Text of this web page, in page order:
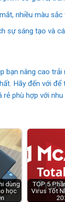
nhiều màu sắc
sự sáng tạo và
bạn nâng cao
Hãy đến với
phù hợp với
dùng
học
TOP 5
Virus Tốt